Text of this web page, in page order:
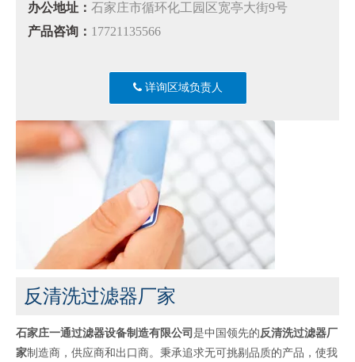
办公地址： 石家庄市循环化工园区宽亭大街9号
产品咨询： 17721135566
详询区域负责人
反清洗过滤器厂家
石家庄一通过滤器设备制造有限公司 是中国领先的反清洗过滤器厂
家制造商，供应商和出口商。秉承追求无可挑剔品质的产品，使我